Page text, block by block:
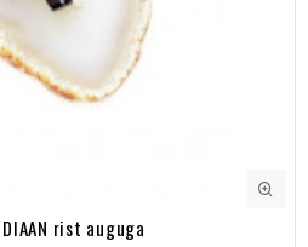
rist auguga